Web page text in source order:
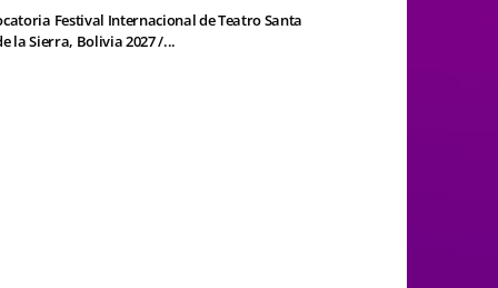
Festival Internacional de Teatro Santa
la Sierra, Bolivia 2027 /...